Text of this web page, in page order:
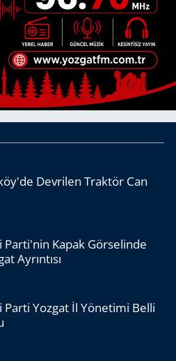
Devrilen Traktör Can
Parti'nin Kapak Görselinde
Ayrıntısı
Parti Yozgat İl Yönetimi Belli